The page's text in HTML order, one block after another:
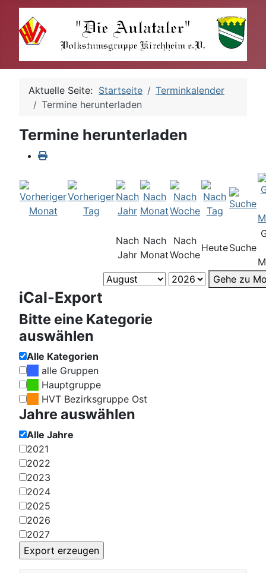
Aktuelle Seite: Startseite
Terminkalender
Termine herunterladen
Termine herunterladen
Nach
Jahr
Nach
Monat
Nach
Woche
HeuteSuche
Gehe zu
iCal-Export
Bitte eine Kategorie
auswählen
Alle Kategorien
alle Gruppen
Hauptgruppe
HVT Bezirksgruppe Ost
Jahre auswählen
Alle Jahre
2021
2022
2023
2024
2025
2026
2027